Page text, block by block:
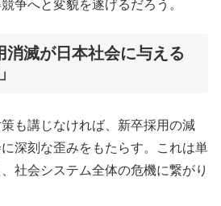
争へと変貌を遂げるだろう。
消滅が日本社会に与える
も講じなければ、新卒採用の減
深刻な歪みをもたらす。これは単
社会システム全体の危機に繋がり